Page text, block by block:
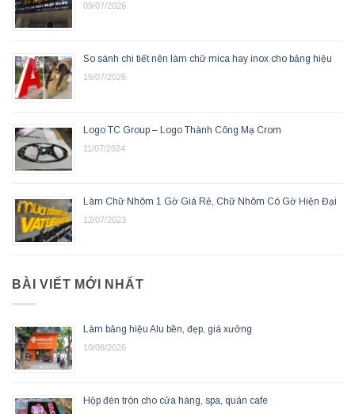
09/07/2026
So sánh chi tiết nên làm chữ mica hay inox cho bảng hiệu
15/07/2026
Logo TC Group – Logo Thành Công Mạ Crom
11/07/2024
Làm Chữ Nhôm 1 Gờ Giá Rẻ, Chữ Nhôm Có Gờ Hiện Đại
12/07/2023
BÀI VIẾT MỚI NHẤT
Làm bảng hiệu Alu bền, đẹp, giá xưởng
10/08/2026
Hộp đèn tròn cho cửa hàng, spa, quán cafe